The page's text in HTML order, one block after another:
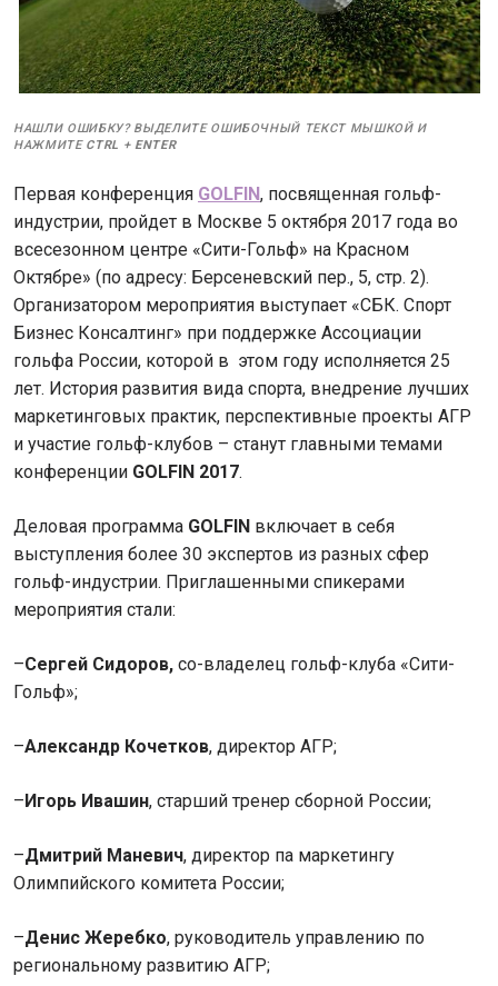
НАШЛИ ОШИБКУ? ВЫДЕЛИТЕ ОШИБОЧНЫЙ ТЕКСТ МЫШКОЙ И
НАЖМИТЕ CTRL + ENTER
Первая конференция GOLFIN, посвященная гольф-
индустрии, пройдет в Москве 5 октября 2017 года во
всесезонном центре «Сити-Гольф» на Красном
Октябре» (по адресу: Берсеневский пер., 5, стр. 2).
Организатором мероприятия выступает «СБК. Спорт
Бизнес Консалтинг» при поддержке Ассоциации
гольфа России, которой в этом году исполняется 25
лет. История развития вида спорта, внедрение лучших
маркетинговых практик, перспективные проекты АГР
и участие гольф-клубов – станут главными темами
конференции GOLFIN 2017.
Деловая программа GOLFIN включает в себя
выступления более 30 экспертов из разных сфер
гольф-индустрии. Приглашенными спикерами
мероприятия стали:
–Сергей Сидоров, со-владелец гольф-клуба «Сити-
Гольф»;
–Александр Кочетков, директор АГР;
–Игорь Ивашин, старший тренер сборной России;
–Дмитрий Маневич, директор па маркетингу
Олимпийского комитета России;
–Денис Жеребко, руководитель управлению по
региональному развитию АГР;